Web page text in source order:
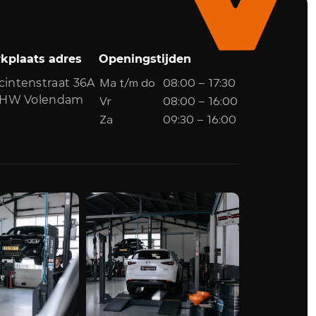
0299-361562
info@grootendevries.nl
Showroom adres
adres
36A
HW Volendam
Openingstijden
Ma t/m do
08:00 – 17:30
Vr
08:00 – 16:00
Za
09:30 – 16:00